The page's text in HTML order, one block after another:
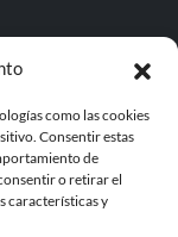
como las cookies
Consentir estas
de
o retirar el
características y